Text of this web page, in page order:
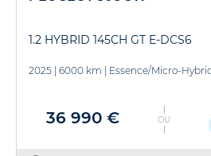
1.2 HYBRID 145CH GT E-DCS6
2025 6000 km Essence/Micro-
36 990 € OU